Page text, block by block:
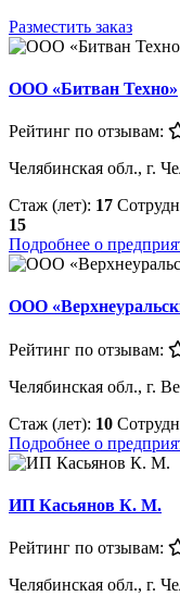
Разместить заказ
ООО «Битван Техно»
Рейтинг по отзывам:
Челябинская обл., г.
Стаж (лет): 17
15
Подробнее о
ООО
Рейтинг по отзывам:
Челябинская обл., г.
Стаж (лет): 10
Подробнее о
ИП Касьянов К. М.
Рейтинг по отзывам:
Челябинская обл., г.